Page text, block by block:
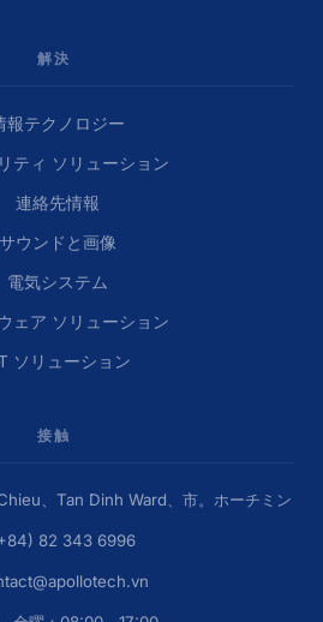
解決
報テクノロジー
ティ ソリューション
連絡先情報
サウンドと画像
電気システム
ェア ソリューション
ソリューション
接触
、Tan Dinh Ward、市。ホーチミン
82 343 6996